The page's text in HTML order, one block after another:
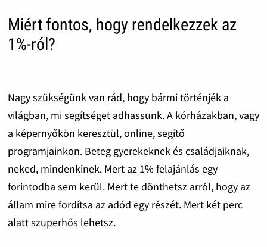
Miért fontos, hogy rendelkezzek az
1%-ról?
Nagy szükségünk van rád, hogy bármi történjék a
világban, mi segítséget adhassunk. A kórházakban, vagy
a képernyőkön keresztül, online, segítő
programjainkon. Beteg gyerekeknek és családjaiknak,
neked, mindenkinek. Mert az 1% felajánlás egy
forintodba sem kerül. Mert te dönthetsz arról, hogy az
állam mire fordítsa az adód egy részét. Mert két perc
alatt szuperhős lehetsz.